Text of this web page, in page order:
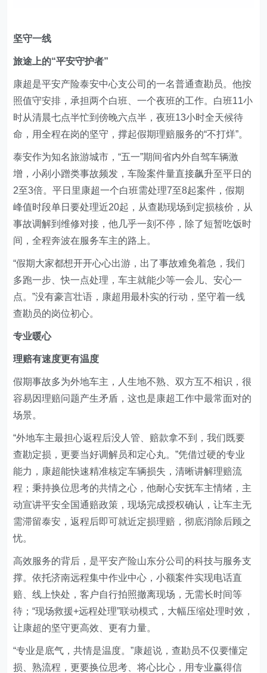
坚守一线
旅途上的“平安守护者”
康超是平安产险泰安中心支公司的一名普通查勘员。他按
照值守安排，承担两个白班、一个夜班的工作。白班11小
时从清晨七点半忙到傍晚六点半，夜班13小时全天候待
命，用全程在岗的坚守，撑起假期理赔服务的“不打烊”。
泰安作为知名旅游城市，“五一”期间省内外自驾车辆激
增，小剐小蹭类事故频发，车险案件量直接飙升至平日的
2至3倍。平日里康超一个白班需处理7至8起案件，假期
峰值时段单日要处理近20起，从查勘现场到定损核价，从
事故调解到维修对接，他几乎一刻不停，除了短暂吃饭时
间，全程奔波在服务车主的路上。
“假期大家都想开开心心出游，出了事故难免着急，我们
多跑一步、快一点处理，车主就能少等一会儿、安心一
点。”没有豪言壮语，康超用最朴实的行动，坚守着一线
查勘员的岗位初心。
专业暖心
理赔有速度更有温度
假期事故多为外地车主，人生地不熟、双方互不相识，很
容易因理赔问题产生矛盾，这也是康超工作中最常面对的
场景。
“外地车主最担心返程后没人管、赔款拿不到，我们既要
查勘定损，更要当好调解员和定心丸。”凭借过硬的专业
能力，康超能快速精准核定车辆损失，清晰讲解理赔流
程；秉持换位思考的共情之心，他耐心安抚车主情绪，主
动宣讲平安全国通赔政策，现场完成授权确认，让车主无
需滞留泰安，返程后即可就近定损理赔，彻底消除后顾之
忧。
高效服务的背后，是平安产险山东分公司的科技与服务支
撑。依托济南远程集中作业中心，小额案件实现电话直
赔、线上快处，客户自行拍照撤离现场，无需长时间等
待；“现场救援+远程处理”联动模式，大幅压缩处理时效，
让康超的坚守更高效、更有力量。
“专业是底气，共情是温度。”康超说，查勘员不仅要懂定
损、熟流程，更要换位思考、将心比心，用专业赢得信